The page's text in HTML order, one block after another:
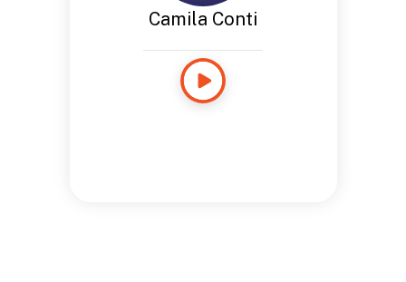
Camila Conti